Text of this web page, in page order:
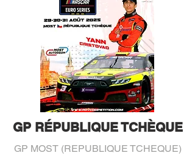
GP RÉPUBLIQUE TCHÈQUE
GP MOST (REPUBLIQUE TCHEQUE)